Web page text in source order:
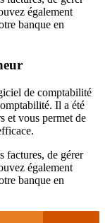
également
banque en
de comptabilité
Il a été
et vous permet de
factures, de gérer
également
banque en